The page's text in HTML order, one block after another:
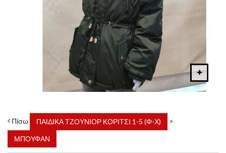
Πίσω ΠΑΙΔΙΚΑ ΤΖΟΥΝΙΟΡ ΚΟΡΙΤΣΙ 1-5 (Φ-Χ) >
ΜΠΟΥΦΑΝ